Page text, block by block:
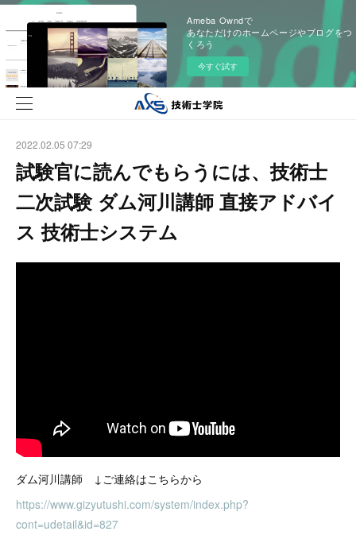
Ameba Owndで
あなただけのホームページやブログをつ
くろう
今すぐ試す
2022.02.05 07:29
試験官に読んでもらうには、技術士
二次試験 ダム河川講師 直接アドバイ
ス 技術士システム
ダム河川講師 ↓ご連絡はこちらから
https://www.gizyutushi.com/system/index.php?
cont=udetail&id=827